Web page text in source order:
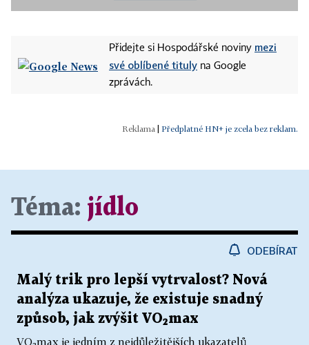
Přidejte si Hospodářské noviny mezi
své oblíbené tituly na Google
zprávách.
Předplatné HN+ je zcela bez reklam.
Téma: jídlo
ODEBÍRAT
Malý trik pro lepší vytrvalost? Nová
analýza ukazuje, že existuje snadný
způsob, jak zvýšit VO₂max
VO₂max je jedním z nejdůležitějších ukazatelů